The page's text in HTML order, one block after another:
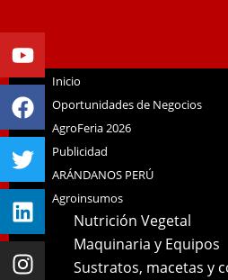
Inicio
Oportunidades de Negocios
AgroFeria 2026
Publicidad
ARÁNDANOS PERÚ
Agroinsumos
Nutrición Vegetal
Maquinaria y Equipos
Sustratos, macetas y
Youtube
Facebook
Twitter
Linkedin
Instagram